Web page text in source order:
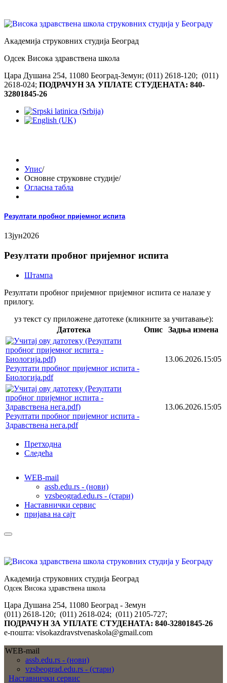
Академија струковних студија Београд
Одсек Висока здравствена школа
Цара Душана 254, 11080 Београд-Земун; (011) 2618-120; (011)
2618-024; ПОДРАЧУН ЗА УПЛАТЕ СТУДЕНАТА: 840-
32801845-26
Упис/
Основне струковне студије/
Огласна табла
Резултати пробног пријемног испита
13јун2026
Резултати пробног пријемног испита
Штампа
Резултати пробног пријемног пријемног испита се налазе у
прилогу.
уз текст су приложене датотеке (кликните за учитавање):
Датотека
Опис Задња измена
Резултати пробног пријемног испита -
Биологија.pdf
13.06.2026.15:05
Резултати пробног пријемног испита -
Здравствена нега.pdf
13.06.2026.15:05
Претходна
Следећа
WEB-mail
assb.edu.rs - (нови)
vzsbeograd.edu.rs - (стари)
Наставнички сервис
пријава на сајт
Академија струковних студија Београд
Одсек Висока здравствена школа
Цара Душана 254, 11080 Београд - Земун
(011) 2618-120; (011) 2618-024; (011) 2105-727;
ПОДРАЧУН ЗА УПЛАТЕ СТУДЕНАТА: 840-32801845-26
е-пошта: visokazdravstvenaskola@gmail.com
WEB-mail
assb.edu.rs - (нови)
vzsbeograd.edu.rs - (стари)
Наставнички сервис